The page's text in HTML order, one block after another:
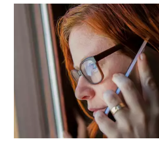
Aktuella artiklar